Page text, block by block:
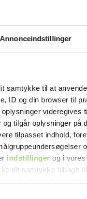
Annonceindstillinger
samtykke til at
ID og din browser til
videregives
tilgår oplysninger på
tilpasset indhold,
indstillinger og i vores
dit samtykke tilbage